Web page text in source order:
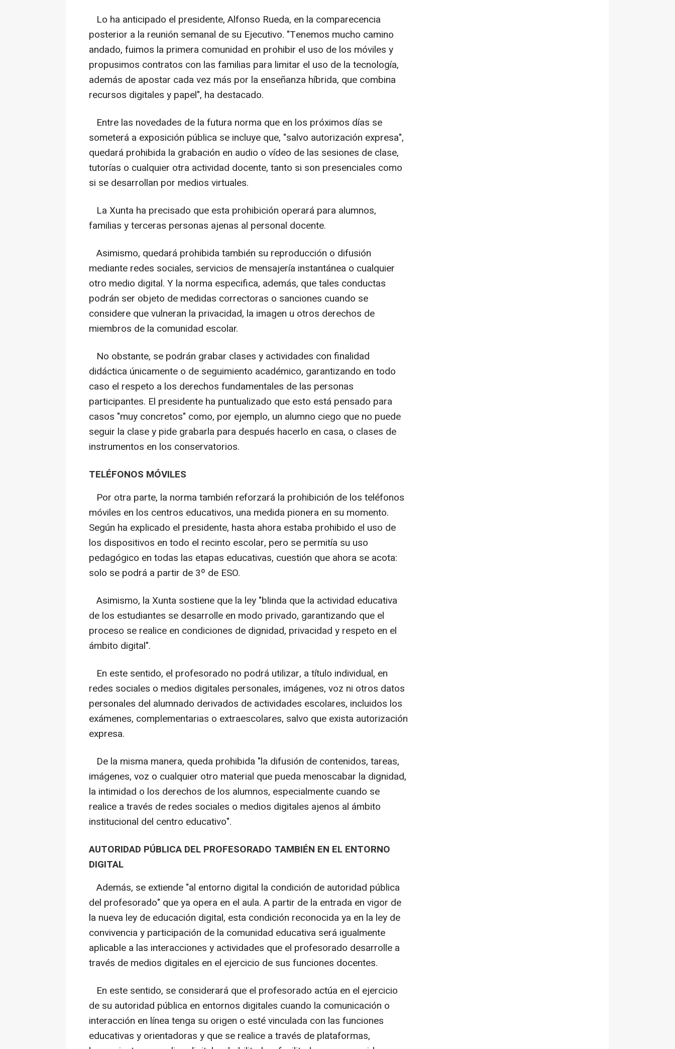
Lo ha anticipado el presidente, Alfonso Rueda, en la comparecencia
posterior a la reunión semanal de su Ejecutivo. "Tenemos mucho camino
andado, fuimos la primera comunidad en prohibir el uso de los móviles y
propusimos contratos con las familias para limitar el uso de la tecnología,
además de apostar cada vez más por la enseñanza híbrida, que combina
recursos digitales y papel", ha destacado.
Entre las novedades de la futura norma que en los próximos días se
someterá a exposición pública se incluye que, "salvo autorización expresa",
quedará prohibida la grabación en audio o vídeo de las sesiones de clase,
tutorías o cualquier otra actividad docente, tanto si son presenciales como
si se desarrollan por medios virtuales.
La Xunta ha precisado que esta prohibición operará para alumnos,
familias y terceras personas ajenas al personal docente.
Asimismo, quedará prohibida también su reproducción o difusión
mediante redes sociales, servicios de mensajería instantánea o cualquier
otro medio digital. Y la norma especifica, además, que tales conductas
podrán ser objeto de medidas correctoras o sanciones cuando se
considere que vulneran la privacidad, la imagen u otros derechos de
miembros de la comunidad escolar.
No obstante, se podrán grabar clases y actividades con finalidad
didáctica únicamente o de seguimiento académico, garantizando en todo
caso el respeto a los derechos fundamentales de las personas
participantes. El presidente ha puntualizado que esto está pensado para
casos "muy concretos" como, por ejemplo, un alumno ciego que no puede
seguir la clase y pide grabarla para después hacerlo en casa, o clases de
instrumentos en los conservatorios.
TELÉFONOS MÓVILES
Por otra parte, la norma también reforzará la prohibición de los teléfonos
móviles en los centros educativos, una medida pionera en su momento.
Según ha explicado el presidente, hasta ahora estaba prohibido el uso de
los dispositivos en todo el recinto escolar, pero se permitía su uso
pedagógico en todas las etapas educativas, cuestión que ahora se acota:
solo se podrá a partir de 3º de ESO.
Asimismo, la Xunta sostiene que la ley "blinda que la actividad educativa
de los estudiantes se desarrolle en modo privado, garantizando que el
proceso se realice en condiciones de dignidad, privacidad y respeto en el
ámbito digital".
En este sentido, el profesorado no podrá utilizar, a título individual, en
redes sociales o medios digitales personales, imágenes, voz ni otros datos
personales del alumnado derivados de actividades escolares, incluidos los
exámenes, complementarias o extraescolares, salvo que exista autorización
expresa.
De la misma manera, queda prohibida "la difusión de contenidos, tareas,
imágenes, voz o cualquier otro material que pueda menoscabar la dignidad,
la intimidad o los derechos de los alumnos, especialmente cuando se
realice a través de redes sociales o medios digitales ajenos al ámbito
institucional del centro educativo".
AUTORIDAD PÚBLICA DEL PROFESORADO TAMBIÉN EN EL ENTORNO
DIGITAL
Además, se extiende "al entorno digital la condición de autoridad pública
del profesorado" que ya opera en el aula. A partir de la entrada en vigor de
la nueva ley de educación digital, esta condición reconocida ya en la ley de
convivencia y participación de la comunidad educativa será igualmente
aplicable a las interacciones y actividades que el profesorado desarrolle a
través de medios digitales en el ejercicio de sus funciones docentes.
En este sentido, se considerará que el profesorado actúa en el ejercicio
de su autoridad pública en entornos digitales cuando la comunicación o
interacción en línea tenga su origen o esté vinculada con las funciones
educativas y orientadoras y que se realice a través de plataformas,